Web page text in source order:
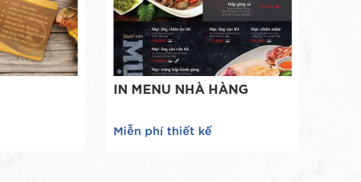
IN MENU NHÀ HÀNG
Miễn phí thiết kế